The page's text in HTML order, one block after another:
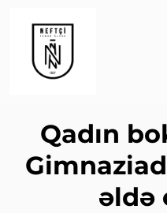
Qadın
əldə